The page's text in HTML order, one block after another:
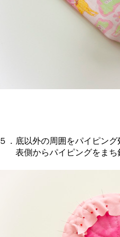
５．底以外の周囲をパイピン
表側からパイピングをまち